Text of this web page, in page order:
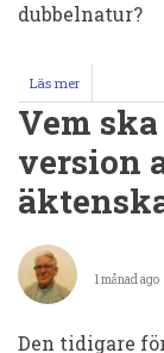
dubbelnatur?
Läs mer
Varför
litar
kvinnor
män?
Vem
version
1 månad ago
Den tidigare